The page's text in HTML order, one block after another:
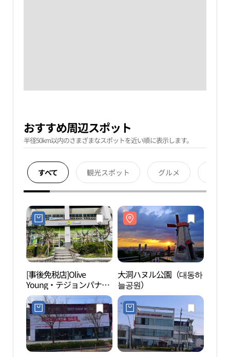
おすすめ周辺スポット
半径50km以内のさまざまなスポットを近い順に表示します。
すべて 観光スポット グルメ
[事後免税店]Olive
Young・テジョンパナム
（大田板岩）店(올리브
영 대전판암점)
大洞ハヌル公園（대동하
늘공원）